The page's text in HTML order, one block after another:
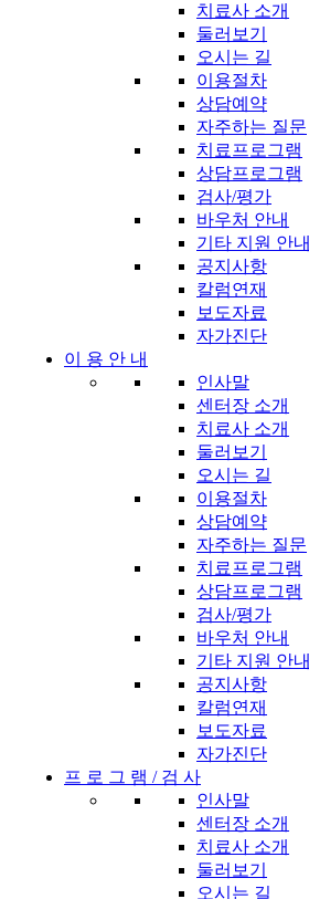
치료사 소개
둘러보기
오시는 길
이용절차
상담예약
자주하는 질문
치료프로그램
상담프로그램
검사/평가
바우처 안내
기타 지원 안내
공지사항
칼럼연재
보도자료
자가진단
이 용 안 내
인사말
센터장 소개
치료사 소개
둘러보기
오시는 길
이용절차
상담예약
자주하는 질문
치료프로그램
상담프로그램
검사/평가
바우처 안내
기타 지원 안내
공지사항
칼럼연재
보도자료
자가진단
프 로 그 램 / 검 사
인사말
센터장 소개
치료사 소개
둘러보기
오시는 길